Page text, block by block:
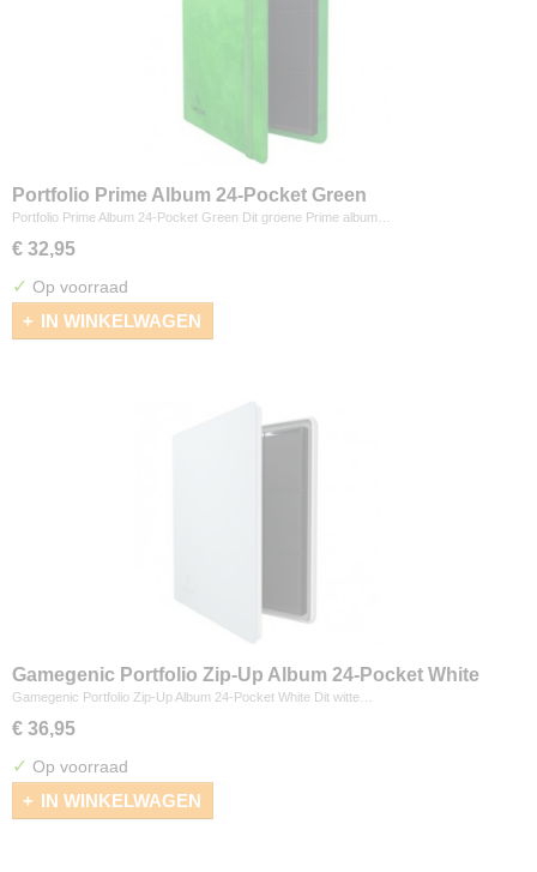
Portfolio Prime Album 24-Pocket Green
Portfolio Prime Album 24-Pocket Green Dit groene Prime album…
€ 32,95
✓ Op voorraad
IN WINKELWAGEN
Gamegenic Portfolio Zip-Up Album 24-Pocket White
Gamegenic Portfolio Zip-Up Album 24-Pocket White Dit witte…
€ 36,95
✓ Op voorraad
IN WINKELWAGEN